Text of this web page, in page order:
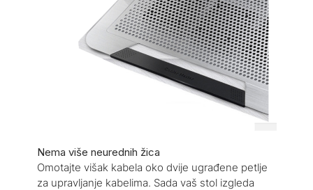
Nema više neurednih žica
Omotajte višak kabela oko dvije ugrađene petlje
za upravljanje kabelima. Sada vaš stol izgleda